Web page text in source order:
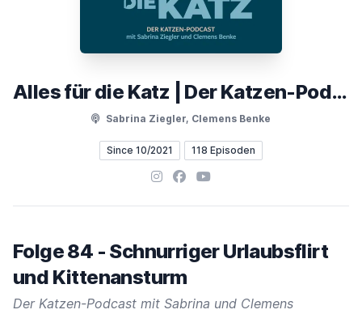
Alles für die Katz | Der Katzen-Podcast
Sabrina Ziegler, Clemens Benke
Since 10/2021 118 Episoden
Instagram
Facebook
YouTube
Folge 84 - Schnurriger Urlaubsflirt
und Kittenansturm
Der Katzen-Podcast mit Sabrina und Clemens